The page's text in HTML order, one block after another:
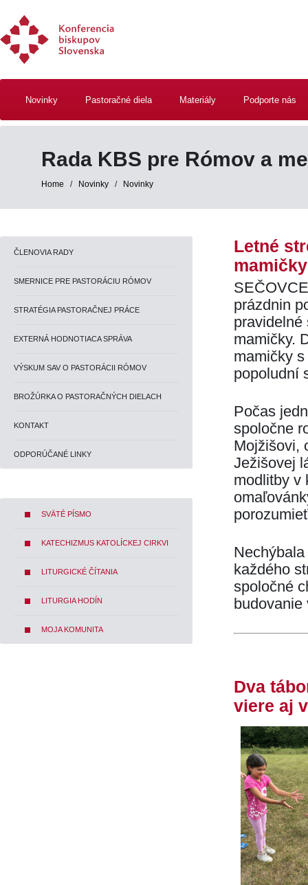
Novinky Pastoračné diela Materiály Podporte nás
Rada KBS pre Rómov a
Home / Novinky / Novinky
ČLENOVIA RADY
SMERNICE PRE PASTORÁCIU RÓMOV
STRATÉGIA PASTORAČNEJ PRÁCE
EXTERNÁ HODNOTIACA SPRÁVA
VÝSKUM SAV O PASTORÁCII RÓMOV
BROŽÚRKA O PASTORAČNÝCH DIELACH
KONTAKT
ODPORÚČANÉ LINKY
SVÄTÉ PÍSMO
KATECHIZMUS KATOLÍCKEJ CIRKVI
LITURGICKÉ ČÍTANIA
LITURGIA HODÍN
MOJA KOMUNITA
Letné
mamičky
prázdnin
pravidelné
mamičky.
mamičky
popoludní
Počas
spoločne
Mojžišovi,
Ježišovej
modlitby v
každého
spoločné
budovanie
Dva
viere aj